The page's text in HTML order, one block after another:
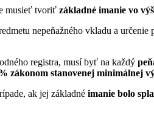
musieť tvoriť základné imanie vo
nepeňažného vkladu a určenie
registra, musí byť na každý
zákonom stanovenej minimálnej
ak jej základné imanie bolo